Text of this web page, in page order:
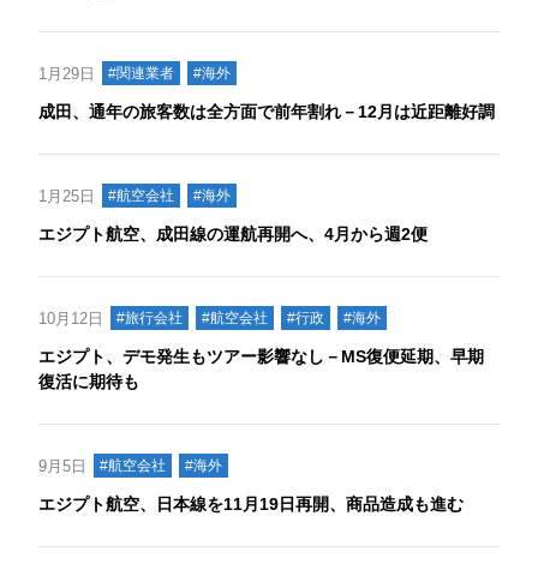
1月29日 #関連業者 #海外
成田、通年の旅客数は全方面で前年割れ－12月は近距離好調
1月25日 #航空会社 #海外
エジプト航空、成田線の運航再開へ、4月から週2便
10月12日 #旅行会社 #航空会社 #行政 #海外
エジプト、デモ発生もツアー影響なし－MS復便延期、早期
復活に期待も
9月5日 #航空会社 #海外
エジプト航空、日本線を11月19日再開、商品造成も進む